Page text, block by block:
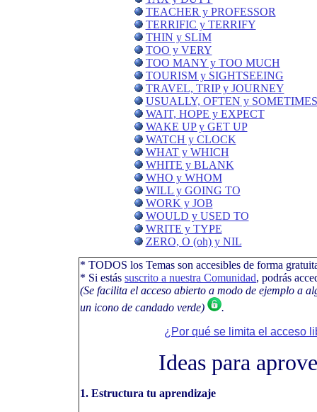
TEACHER y PROFESSOR
TERRIFIC y TERRIFY
THIN y SLIM
TOO y VERY
TOO MANY y TOO MUCH
TOURISM y SIGHTSEEING
TRAVEL, TRIP y JOURNEY
USUALLY, OFTEN y SOMETIMES
WAIT, HOPE y EXPECT
WAKE UP y GET UP
WATCH y CLOCK
WHAT y WHICH
WHITE y BLANK
WHO y WHOM
WILL y GOING TO
WORK y JOB
WOULD y USED TO
WRITE y TYPE
ZERO, O (oh) y NIL
* TODOS los Temas son accesibles de forma
* Si estás suscrito a nuestra Comunidad, podrás
(Se facilita el acceso abierto a modo de ejemplo a
un icono de candado verde)
.
¿Por qué se limita el acceso
Ideas para
1. Estructura tu aprendizaje